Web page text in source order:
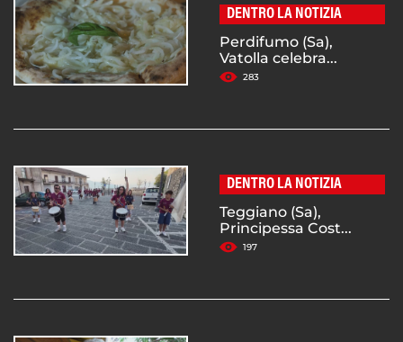
DENTRO LA NOTIZIA
Perdifumo (Sa),
Vatolla celebra...
283
DENTRO LA NOTIZIA
Teggiano (Sa),
Principessa Cost...
197